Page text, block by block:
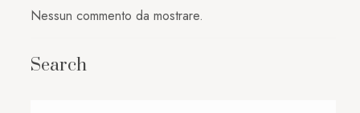
Nessun commento da mostrare.
Search